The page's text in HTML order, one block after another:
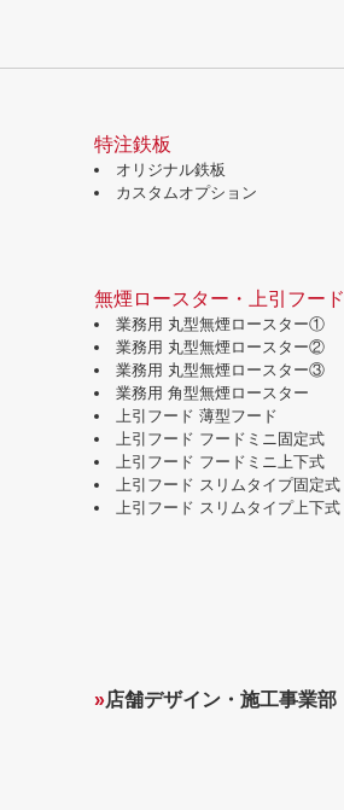
特注鉄板
オリジナル鉄板
カスタムオプション
無煙ロースター・上引フード
業務用 丸型無煙ロースター①
業務用 丸型無煙ロースター②
業務用 丸型無煙ロースター③
業務用 角型無煙ロースター
上引フード 薄型フード
上引フード フードミニ固定式
上引フード フードミニ上下式
上引フード スリムタイプ固定式
上引フード スリムタイプ上下式
»店舗デザイン・施工事業部